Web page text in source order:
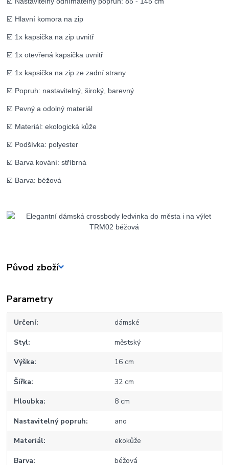
☑️ Hlavní komora na zip
☑️ 1x kapsička na zip uvnitř
☑️ 1x otevřená kapsička uvnitř
☑️ 1x kapsička na zip ze zadní strany
☑️ Popruh: nastavitelný, široký, barevný
☑️ Pevný a odolný materiál
☑️ Materiál: ekologická kůže
☑️ Podšívka: polyester
☑️ Barva kování: stříbrná
☑️ Barva: béžová
Původ zboží
Parametry
Určení dámské
Styl městský
Výška 16 cm
Šířka 32 cm
Hloubka 8 cm
Nastavitelný popruh ano
Materiál ekokůže
Barva béžová